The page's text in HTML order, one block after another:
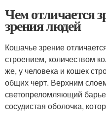
Чем отличается
зрения людей
Кошачье зрение
строением, количеством
же, у человека и кошек
общих черт. Верхним
светопреломляющий
сосудистая оболочка,